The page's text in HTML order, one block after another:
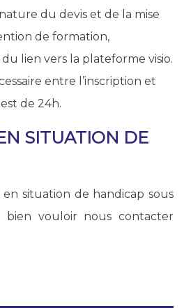
du devis et de la mise
de formation,
lien vers la plateforme visio.
entre l’inscription et
de 24h.
SITUATION DE
situation de handicap sous
bien vouloir nous contacter